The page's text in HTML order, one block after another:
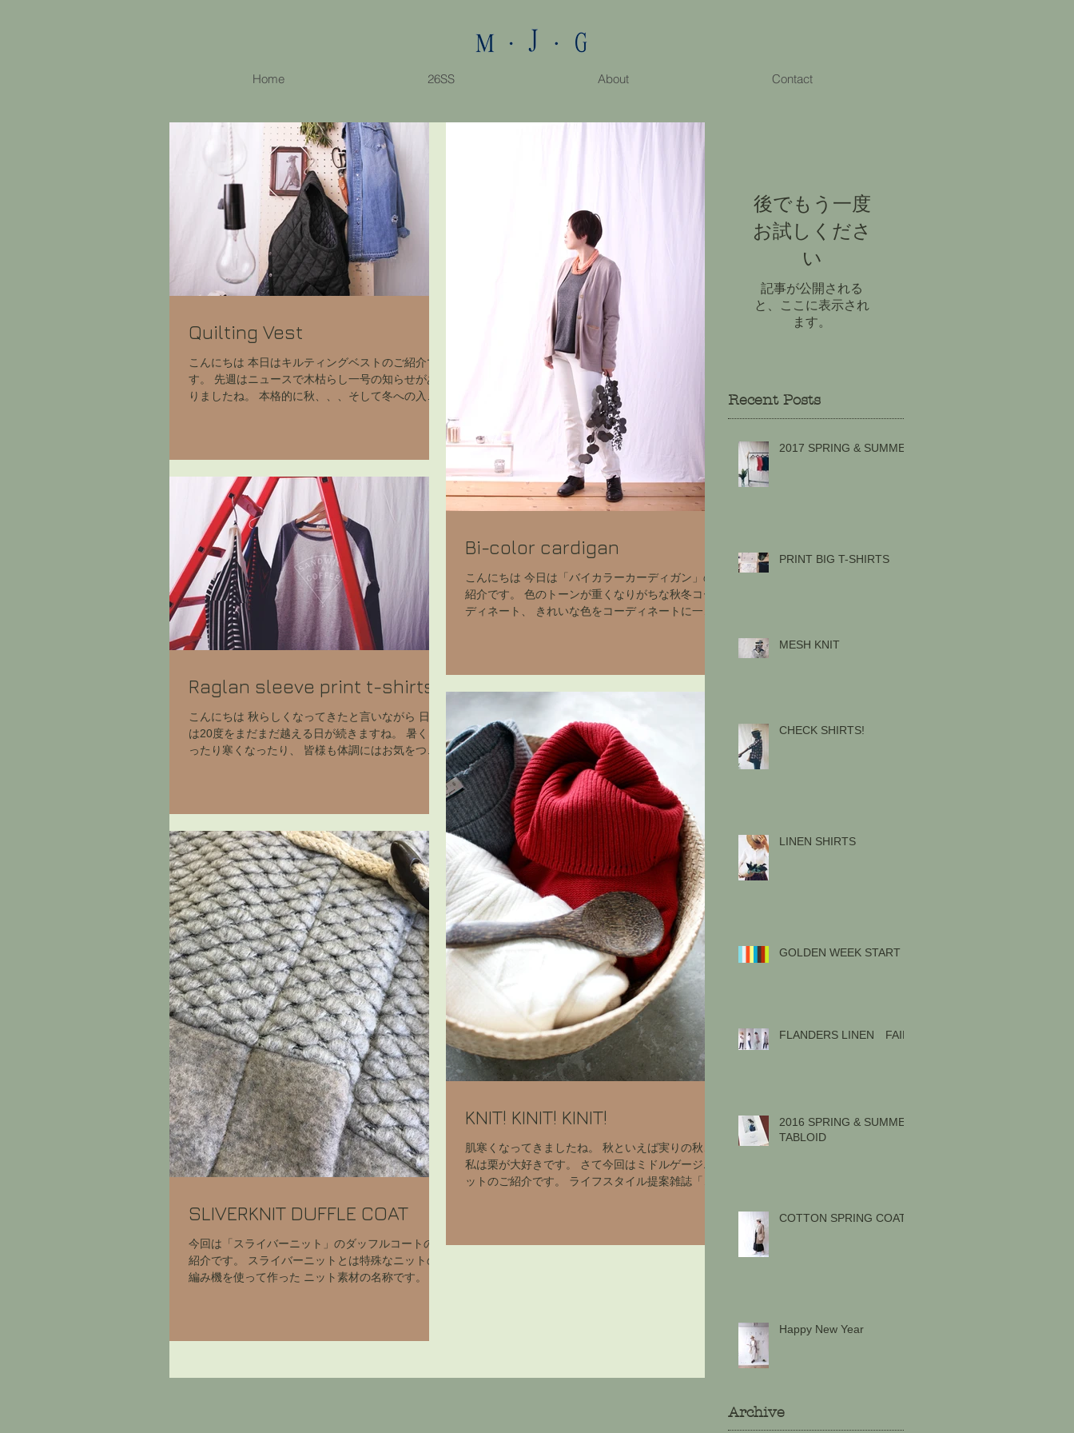
Home 26SS About Contact
Quilting Vest
こんにちは 本日はキルティングベストのご紹介で
す。 先週はニュースで木枯らし一号の知らせがあ
りましたね。 本格的に秋、、、そして冬への入り
Bi-color cardigan
こんにちは 今日は「バイカラーカーディガン」の
紹介です。 色のトーンが重くなりがちな秋冬コー
ディネート、 きれいな色をコーディネートに一点
Raglan sleeve print t-shirts
こんにちは 秋らしくなってきたと言いながら 日中
は20度をまだまだ越える日が続きますね。 暑くな
ったり寒くなったり、 皆様も体調にはお気をつけ
KNIT! KINIT! KINIT!
肌寒くなってきましたね。 秋といえば実りの秋、
私は栗が大好きです。 さて今回はミドルゲージニ
ットのご紹介です。 ライフスタイル提案雑誌「ク
SLIVERKNIT DUFFLE COAT
今回は「スライバーニット」のダッフルコートのご
紹介です。 スライバーニットとは特殊なニットの
編み機を使って作った ニット素材の名称です。 普
後でもう一度
お試しくださ
い
記事が公開される
と、ここに表示され
ます。
Recent Posts
Archive
2017 SPRING & SUMMER
PRINT BIG T-SHIRTS
MESH KNIT
CHECK SHIRTS!
LINEN SHIRTS
GOLDEN WEEK START !
FLANDERS LINEN FAIR
2016 SPRING & SUMMER
TABLOID
COTTON SPRING COAT
Happy New Year